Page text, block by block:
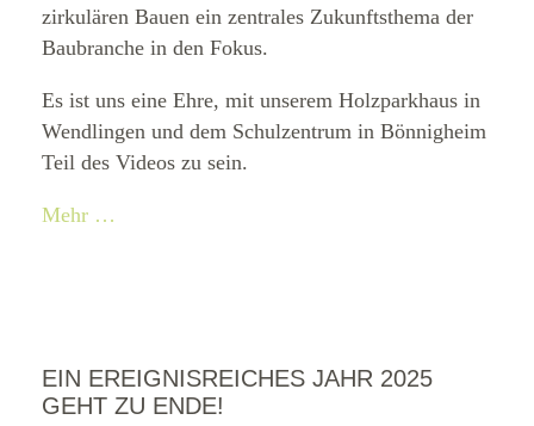
zirkulären Bauen ein zentrales Zukunftsthema der
Baubranche in den Fokus.
Es ist uns eine Ehre, mit unserem Holzparkhaus in
Wendlingen und dem Schulzentrum in Bönnigheim
Teil des Videos zu sein.
Mehr …
EIN EREIGNISREICHES JAHR 2025
GEHT ZU ENDE!